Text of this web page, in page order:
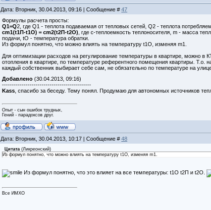
Дата: Вторник, 30.04.2013, 09:16 | Сообщение # 47
Формулы расчета просты:
Q1=Q2, где Q1 - теплота подаваемая от тепловых сетей, Q2 - теплота
cm1(t1П-t1О) = сm2(t2П-t2О) , где с-теплоемкость теплоносителя, m - масса
подачи, tО - температура обратки.
Из формул понятно, что можно влиять на температуру t1О, изменяя m1.
Для оптимизации расходов на регулирование температуры в квартире, можно в
отопления в квартире, по температуре референтного помещения квартиры. Т.о.
каждый собственник выбирает себе сам, не обязательно по температуре на
Добавлено(30.04.2013, 09:16)
---------------------------------------------
Kass, спасибо за беседу. Тему понял. Продумаю для автономных источников
Опыт - сын ошибок трудных,
Гений - парадоксов друг.
Дата: Вторник, 30.04.2013, 10:17 | Сообщение # 48
Цитата(Ликреонский)
Из формул понятно, что можно влиять на температуру t1О, изменяя m1.
Из формул понятно, что это влияет на все температуры: t1О t2П и t2О.
Все ИМХО